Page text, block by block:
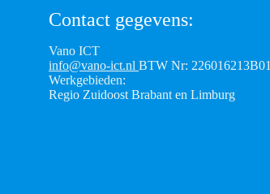
Contact gegevens:
Vano ICT
info@vano-ict.nl BTW Nr: 226016213B01
Werkgebieden:
Regio Zuidoost Brabant en Limburg